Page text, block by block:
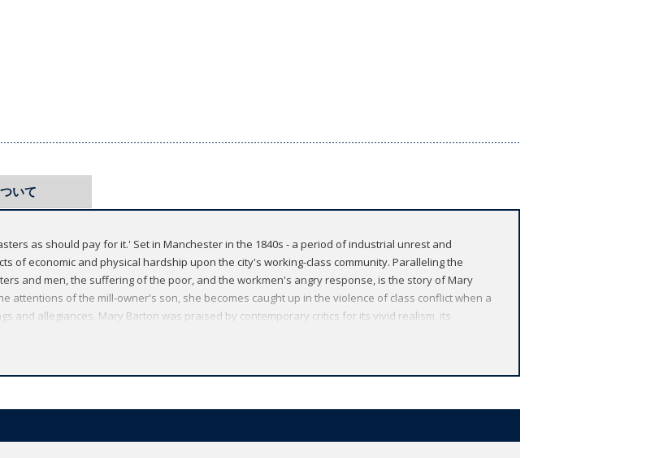
いて
as should pay for it.' Set in Manchester in the 1840s - a period of industrial unrest and
of economic and physical hardship upon the city's working-class community. Paralleling the
and men, the suffering of the poor, and the workmen's angry response, is the story of Mary
attentions of the mill-owner's son, she becomes caught up in the violence of class conflict when a
and allegiances. Mary Barton was praised by contemporary critics for its vivid realism, its
and includes her husband's two lectures on the Lancashire dialect. *ABOUT THE SERIES: For